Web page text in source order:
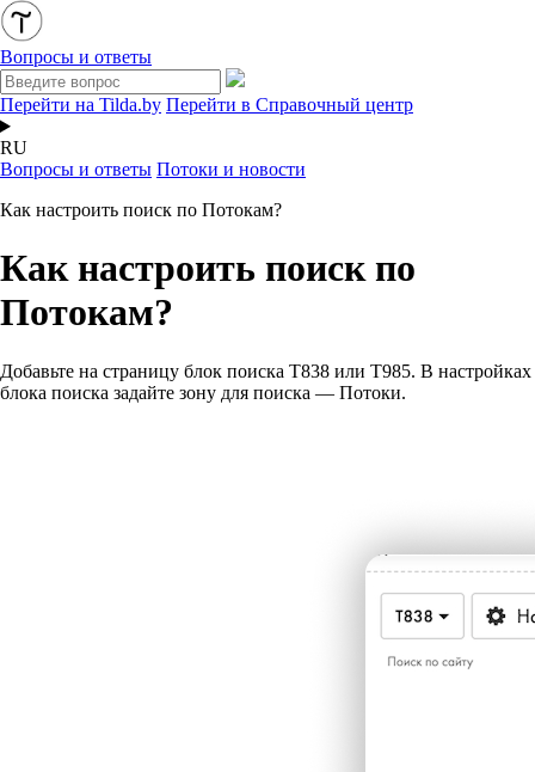
Вопросы и ответы
Перейти на Tilda.by Перейти в Справочный центр
RU
Вопросы и ответы Потоки и новости
Как настроить поиск по Потокам?
Как настроить поиск по
Потокам?
Добавьте на страницу блок поиска T838 или T985. В настройках
блока поиска задайте зону для поиска — Потоки.